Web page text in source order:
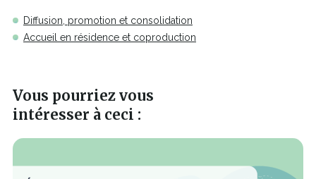
nouvelle
fenêtre
une
nouvelle
Diffusion, promotion et consolidation
lien
Accueil en résidence et coproduction
Vous pourriez vous
intéresser à ceci :